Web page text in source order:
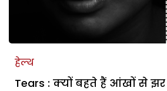
हेल्थ
Tears : क्‍यों बहते हैं आंखों से